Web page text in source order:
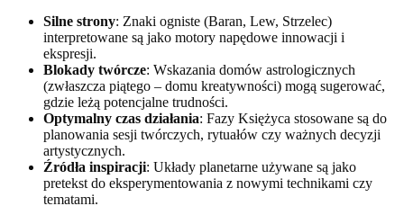
Silne strony: Znaki ogniste (Baran, Lew, Strzelec)
interpretowane są jako motory napędowe innowacji i
ekspresji.
Blokady twórcze: Wskazania domów astrologicznych
(zwłaszcza piątego – domu kreatywności) mogą sugerować,
gdzie leżą potencjalne trudności.
Optymalny czas działania: Fazy Księżyca stosowane są do
planowania sesji twórczych, rytuałów czy ważnych decyzji
artystycznych.
Źródła inspiracji: Układy planetarne używane są jako
pretekst do eksperymentowania z nowymi technikami czy
tematami.